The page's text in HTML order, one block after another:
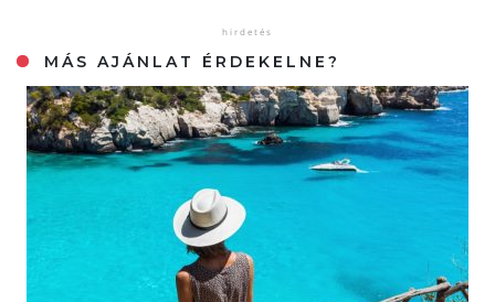
MÁS AJÁNLAT ÉRDEKELNE?